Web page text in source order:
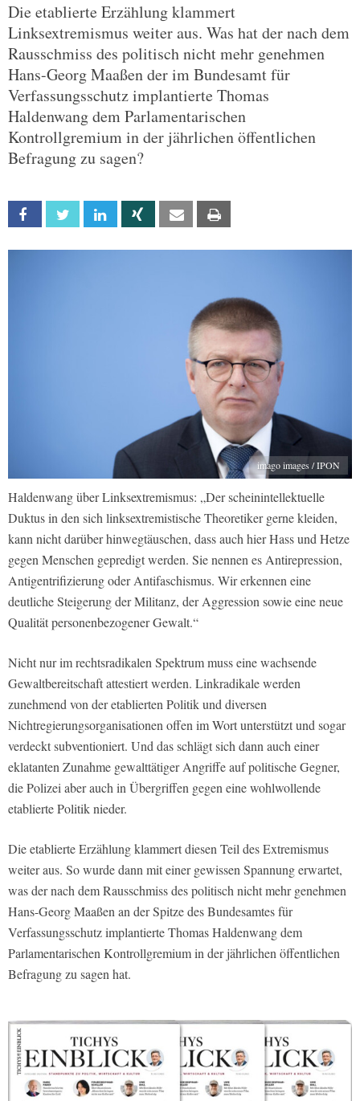
Die etablierte Erzählung klammert
Linksextremismus weiter aus. Was hat der nach dem
Rausschmiss des politisch nicht mehr genehmen
Hans-Georg Maaßen der im Bundesamt für
Verfassungsschutz implantierte Thomas
Haldenwang dem Parlamentarischen
Kontrollgremium in der jährlichen öffentlichen
Befragung zu sagen?
Facebook Twitter Linkedin Xing Email
imago images / IPON
Haldenwang über Linksextremismus: „Der scheinintellektuelle
Duktus in den sich linksextremistische Theoretiker gerne kleiden,
kann nicht darüber hinwegtäuschen, dass auch hier Hass und Hetze
gegen Menschen gepredigt werden. Sie nennen es Antirepression,
Antigentrifizierung oder Antifaschismus. Wir erkennen eine
deutliche Steigerung der Militanz, der Aggression sowie eine neue
Qualität personenbezogener Gewalt.“
Nicht nur im rechtsradikalen Spektrum muss eine wachsende
Gewaltbereitschaft attestiert werden. Linkradikale werden
zunehmend von der etablierten Politik und diversen
Nichtregierungsorganisationen offen im Wort unterstützt und sogar
verdeckt subventioniert. Und das schlägt sich dann auch einer
eklatanten Zunahme gewalttätiger Angriffe auf politische Gegner,
die Polizei aber auch in Übergriffen gegen eine wohlwollende
etablierte Politik nieder.
Die etablierte Erzählung klammert diesen Teil des Extremismus
weiter aus. So wurde dann mit einer gewissen Spannung erwartet,
was der nach dem Rausschmiss des politisch nicht mehr genehmen
Hans-Georg Maaßen an der Spitze des Bundesamtes für
Verfassungsschutz implantierte Thomas Haldenwang dem
Parlamentarischen Kontrollgremium in der jährlichen öffentlichen
Befragung zu sagen hat.